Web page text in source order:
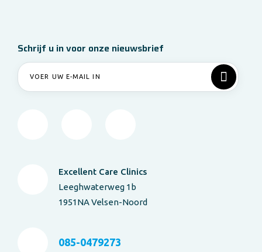
Schrijf u in voor onze nieuwsbrief
Excellent Care Clinics
Leeghwaterweg 1b
1951NA Velsen-Noord
085-0479273